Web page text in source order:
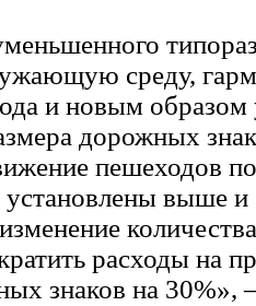
среду,
и новым
дорожных
пешеходов
установлены выше
расходы на
знаков на 30%»,